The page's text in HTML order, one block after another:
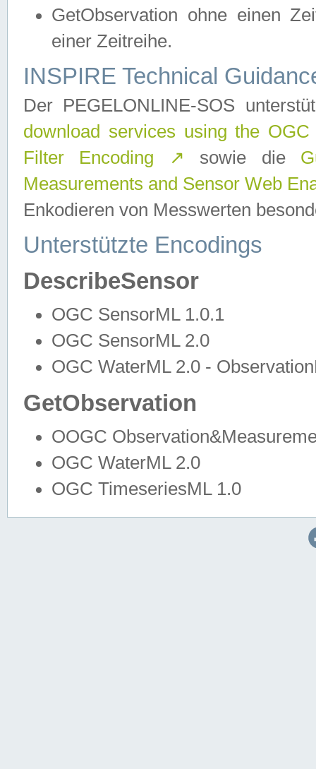
GetObservation ohne einen
einer Zeitreihe.
INSPIRE Technical
Der PEGELONLINE-SOS
download services using the
Filter Encoding
↗ sowie die
Measurements and Sensor Web
Enkodieren von Messwerten
Unterstützte Encodings
DescribeSensor
OGC SensorML 1.0.1
OGC SensorML 2.0
OGC WaterML 2.0 -
GetObservation
OOGC
OGC WaterML 2.0
OGC TimeseriesML 1.0